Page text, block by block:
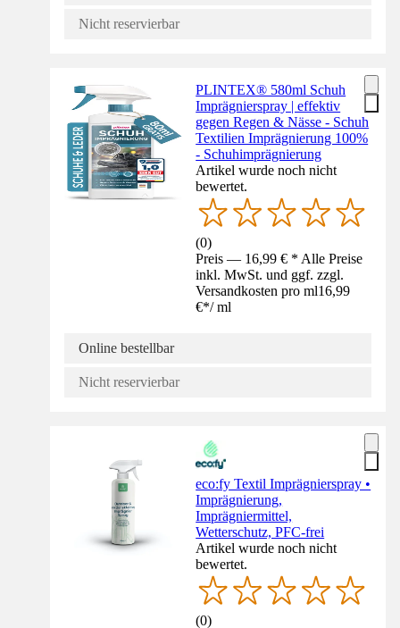
Nicht reservierbar
PLINTEX® 580ml Schuh
Imprägnierspray | effektiv
gegen Regen & Nässe - Schuh
Textilien Imprägnierung 100%
- Schuhimprägnierung
Artikel wurde noch nicht
bewertet.
(0)
Preis — 16,99 € * Alle Preise
inkl. MwSt. und ggf. zzgl.
Versandkosten pro ml16,99
€*/ ml
Online bestellbar
Nicht reservierbar
eco:fy Textil Imprägnierspray •
Imprägnierung,
Imprägniermittel,
Wetterschutz, PFC-frei
Artikel wurde noch nicht
bewertet.
(0)